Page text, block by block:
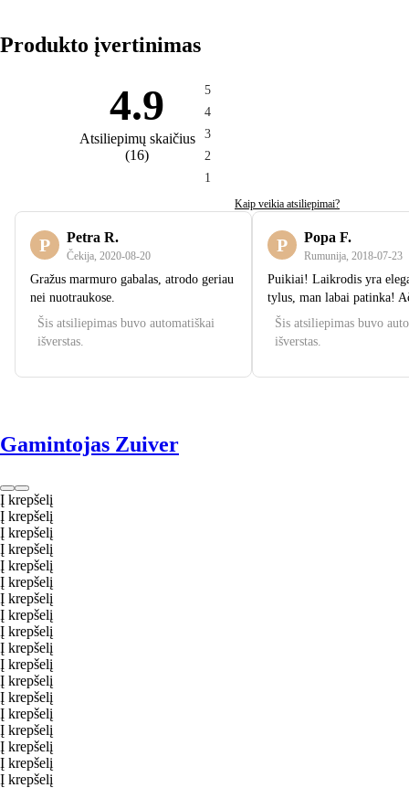
Produkto įvertinimas
4.9
Atsiliepimų skaičius
(16)
5
4
3
2
1
Kaip veikia atsiliepimai?
P Petra R.
Čekija 2020‑08‑20
Gražus marmuro gabalas, atrodo geriau
nei nuotraukose.
Šis atsiliepimas buvo automatiškai
išverstas.
P Popa F.
Rumunija 2018‑07‑23
Puikiai! Laikrodis yra
tylus, man labai patinka!
Šis atsiliepimas buvo
išverstas.
Gamintojas Zuiver
Į krepšelį
Į krepšelį
Į krepšelį
Į krepšelį
Į krepšelį
Į krepšelį
Į krepšelį
Į krepšelį
Į krepšelį
Į krepšelį
Į krepšelį
Į krepšelį
Į krepšelį
Į krepšelį
Į krepšelį
Į krepšelį
Į krepšelį
Į krepšelį